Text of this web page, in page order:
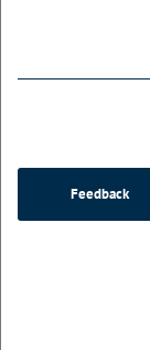
Feedback